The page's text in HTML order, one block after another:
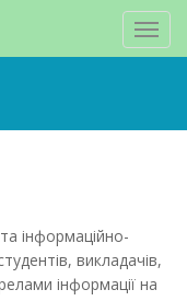
інформаційно-
викладачів,
інформації на